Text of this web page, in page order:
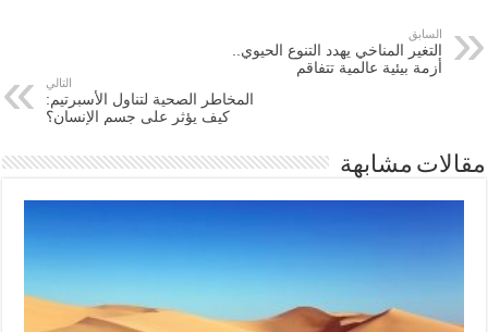
السابق
التغير المناخي يهدد التنوع الحيوي..
أزمة بيئية عالمية تتفاقم
التالي
المخاطر الصحية لتناول الأسبرتيم:
كيف يؤثر على جسم الإنسان؟
مقالات مشابهة